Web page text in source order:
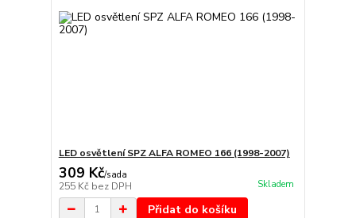
LED osvětlení SPZ ALFA ROMEO 166 (1998-2007)
309 Kč/sada
255 Kč bez DPH Skladem
Přidat do košíku